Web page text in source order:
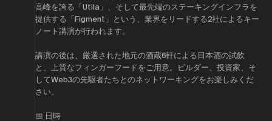
高峰を誇る「Utila」、そして最先端のステーキングインフラを
提供する「Figment」という、業界をリードする2社によるキー
ノート講演が行われます。
​講演の後は、厳選された地元の酒蔵6軒による日本酒の試飲
と、上質なフィンガーフードをご用意。ビルダー、投資家、そ
してWeb3の先駆者たちとのネットワーキングをお楽しみくだ
さい。
​​📅 日時